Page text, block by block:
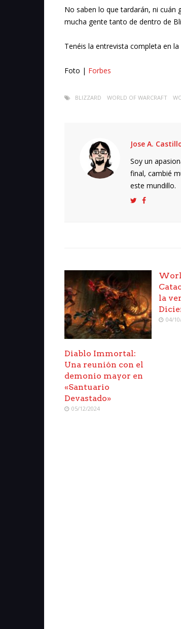
No saben lo que tardarán, ni cuán
mucha gente tanto de dentro de
Tenéis la entrevista completa en la
Foto | Forbes
BLIZZARD WORLD OF WARCRAFT
Jose A.
Soy un
final, cambié
este mundillo.
Diablo Immortal:
Una reunión con el
demonio mayor en
«Santuario
Devastado»
05/12/2024
la
04/